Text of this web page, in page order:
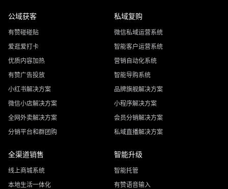
公域获客
有赞碰碰贴
爱逛爱打卡
优质内容加热
有赞广告投放
小红书解决方案
微信小店解决方案
全网外卖解决方案
分销平台和群团购
私域复购
微信私域运营系统
智能客户运营系统
营销自动化系统
智能导购系统
品牌旗舰解决方案
小程序解决方案
会员分销解决方案
私域直播解决方案
全渠道销售
线上商城系统
本地生活一体化
智能升级
智能托管
有赞语音输入